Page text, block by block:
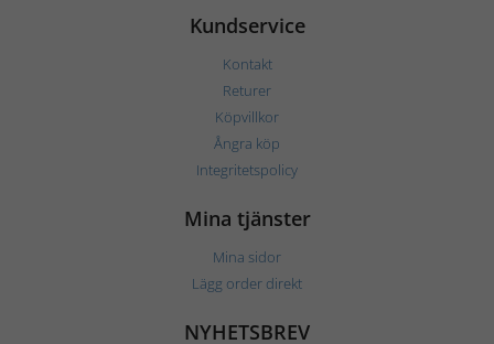
Kundservice
Kontakt
Returer
Köpvillkor
Ångra köp
Integritetspolicy
Mina tjänster
Mina sidor
Lägg order direkt
NYHETSBREV